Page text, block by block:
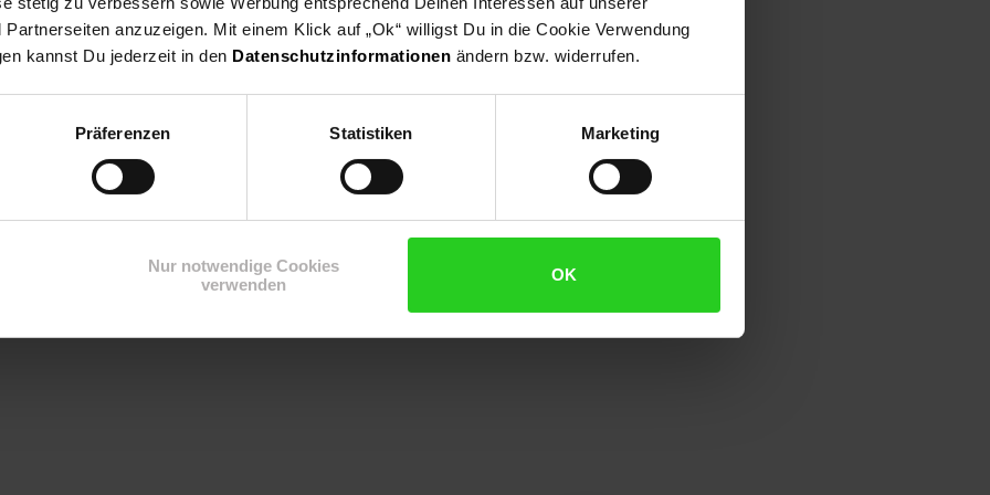
anzuzeigen. Mit einem Klick auf „Ok“ willigst Du in die Cookie Verwendung
kannst Du jederzeit in den Datenschutzinformationen ändern bzw. widerrufen.
Präferenzen Statistiken Marketing
Nur notwendige Cookies
verwenden
OK
130cm
210 – 280 cm.